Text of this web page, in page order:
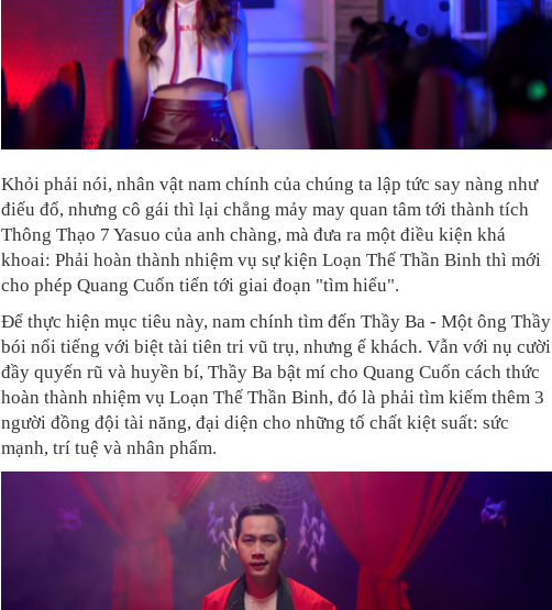
Khỏi phải nói, nhân vật nam chính của chúng ta lập tức say nàng như
điếu đổ, nhưng cô gái thì lại chẳng mảy may quan tâm tới thành tích
Thông Thạo 7 Yasuo của anh chàng, mà đưa ra một điều kiện khá
khoai: Phải hoàn thành nhiệm vụ sự kiện Loạn Thế Thần Binh thì mới
cho phép Quang Cuốn tiến tới giai đoạn "tìm hiểu".
Để thực hiện mục tiêu này, nam chính tìm đến Thầy Ba - Một ông Thầy
bói nổi tiếng với biệt tài tiên tri vũ trụ, nhưng ế khách. Vẫn với nụ cười
đầy quyến rũ và huyền bí, Thầy Ba bật mí cho Quang Cuốn cách thức
hoàn thành nhiệm vụ Loạn Thế Thần Binh, đó là phải tìm kiếm thêm 3
người đồng đội tài năng, đại diện cho những tố chất kiệt suất: sức
mạnh, trí tuệ và nhân phẩm.